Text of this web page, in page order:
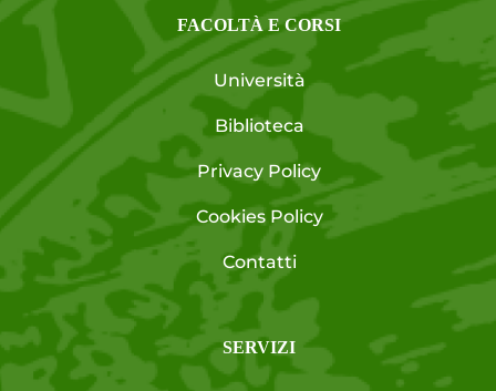
FACOLTÀ E CORSI
Università
Biblioteca
Privacy Policy
Cookies Policy
Contatti
SERVIZI